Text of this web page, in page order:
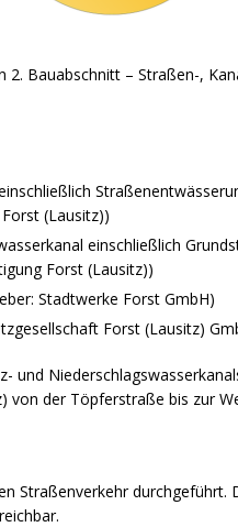
Bauabschnitt – Straßen-,
(Lausitz))
einschließlich
Forst (Lausitz))
Stadtwerke Forst GmbH)
Forst (Lausitz)
und
von der Töpferstraße bis zur
Straßenverkehr durchgeführt.